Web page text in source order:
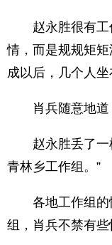
赵永胜很有工
情，而是规规矩
成以后，几个人坐
肖兵随意地道
赵永胜丢了一
青林乡工作组。”
各地工作组的
组，肖兵不禁有些